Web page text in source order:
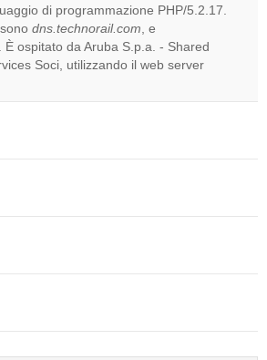
Do you
own this
website?
OK
di programmazione PHP/5.2.17.
dns.technorail.com, e
. È ospitato da Aruba S.p.a. - Shared
Soci, utilizzando il web server